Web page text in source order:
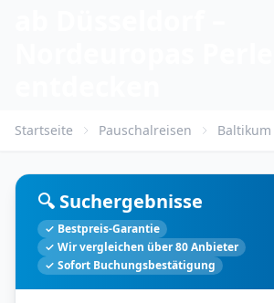
Startseite Pauschalreisen Baltikum
🔍 Suchergebnisse
✓ Bestpreis-Garantie
✓ Wir vergleichen über 80 Anbieter
✓ Sofort Buchungsbestätigung